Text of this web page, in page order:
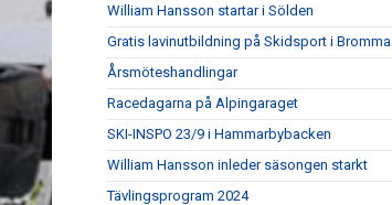
William Hansson startar i Sölden
Gratis lavinutbildning på Skidsport i Bromma
Årsmöteshandlingar
Racedagarna på Alpingaraget
SKI-INSPO 23/9 i Hammarbybacken
William Hansson inleder säsongen starkt
Tävlingsprogram 2024